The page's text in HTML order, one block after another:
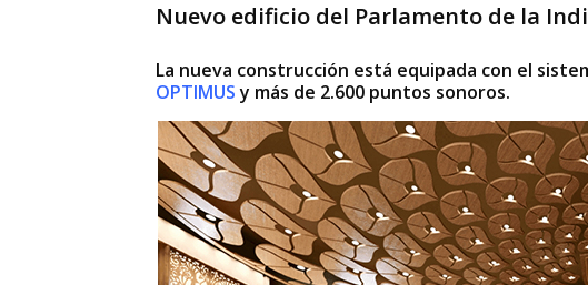
Nuevo edificio del Parlamento de la
La nueva construcción está equipada con el
OPTIMUSy más de 2.600 puntos sonoros.